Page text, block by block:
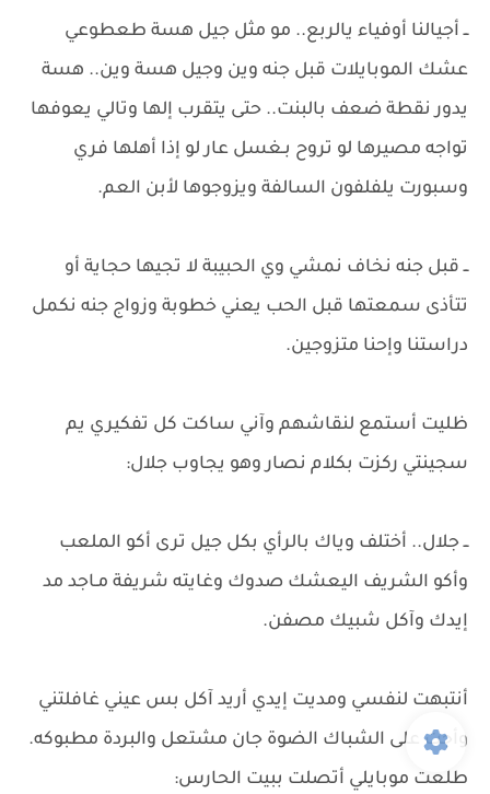
ــ ​أجيالنا أوفياء يالربع.. مو مثل جيل هسة طعطوعي
عشك الموبايلات قبل جنه وين وجيل هسة وين.. هسة
يدور نقطة ضعف بالبنت.. حتى يتقرب إلها وتالي يعوفها
تواجه مصيرها لو تروح بـغسل عار لو إذا أهلها فري
وسبورت يلفلفون السالفة ويزوجوها لأبن العم.
​ــ قبل جنه نخاف نمشي وي الحبيبة لا تجيها حجاية أو
تتأذى سمعتها قبل الحب يعني خطوبة وزواج جنه نكمل
دراستنا وإحنا متزوجين.
ظليت أستمع لنقاشهم وآني ساكت كل تفكيري يم
سجينتي ركزت بكلام نصار وهو يجاوب جلال:
ــ جلال.. أختلف وياك بالرأي بكل جيل ترى أكو الملعب
وأكو الشريف اليعشك صدوك وغايته شريفة مـاجد مد
إيدك وآكل شبيك مصفن.
​أنتبهت لنفسي ومديت إيدي أريد آكل بس عيني غافلتني
وأجت على الشباك الضوة جان مشتعل والبردة مطبوكه.
طلعت موبايلي أتصلت ببيت الحارس: